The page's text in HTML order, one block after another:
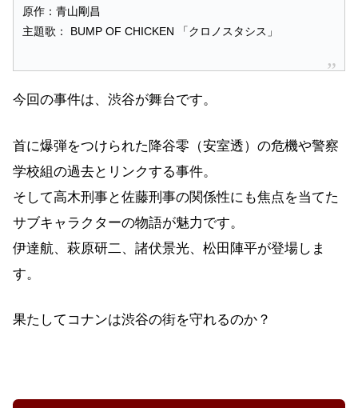
原作：青山剛昌
主題歌： BUMP OF CHICKEN 「クロノスタシス」
今回の事件は、渋谷が舞台です。
首に爆弾をつけられた降谷零（安室透）の危機や警察
学校組の過去とリンクする事件。
そして高木刑事と佐藤刑事の関係性にも焦点を当てた
サブキャラクターの物語が魅力です。
伊達航、萩原研二、諸伏景光、松田陣平が登場しま
す。
果たしてコナンは渋谷の街を守れるのか？